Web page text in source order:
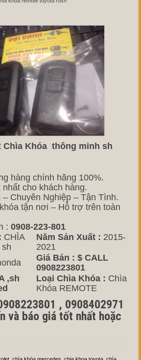
Chìa Khóa thông minh sh
hàng chính hãng 100%.
cho khách hàng.
Chuyên Nghiệp – Tận Tình.
tận nơi – Hỗ trợ trên toàn
: 0908-223-801
CHÌA
Năm Sản Xuất : 2015-
2021
Giá Bán : $ CALL
0908223801
,sh
Loại Chìa Khóa : Chìa
Khóa REMOTE
, 0908402971
và báo giá tốt nhất hoặc
chìa khóa mercedes chia khoa toyota chìa